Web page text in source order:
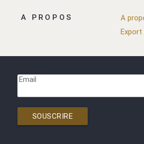
A PROPOS A
Email
SOUSCRIRE